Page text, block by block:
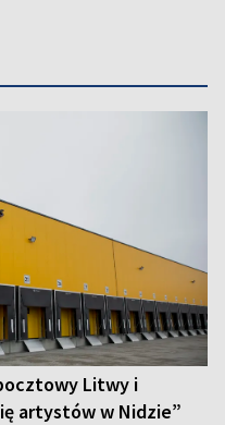
Litwy i
artystów w Nidzie”